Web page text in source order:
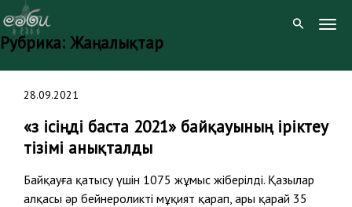
Рубрика: Жаңалықтар
28.09.2021
«Өз ісіңді баста 2021» байқауының іріктеу
тізімі анықталды
Байқауға қатысу үшін 1075 жұмыс жіберілді. Қазылар
алқасы әр бейнероликті мұқият қарап, ары қарай 35